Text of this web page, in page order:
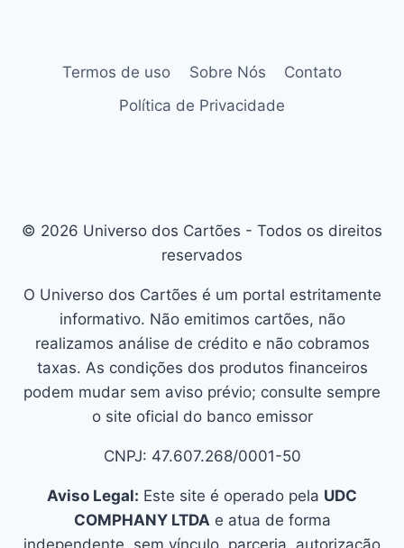
Termos de uso Sobre Nós
Contato
Política de Privacidade
© 2026 Universo dos Cartões - Todos os direitos
reservados
O Universo dos Cartões é um portal estritamente
informativo. Não emitimos cartões, não
realizamos análise de crédito e não cobramos
taxas. As condições dos produtos financeiros
podem mudar sem aviso prévio; consulte sempre
o site oficial do banco emissor
CNPJ: 47.607.268/0001-50
Aviso Legal: Este site é operado pela UDC
COMPHANY LTDAe atua de forma